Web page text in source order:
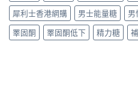
買
指
南〉
中
正
貨
購
犀利士香港網購
男士能量糖 男
睪固酮
睪固酮低下 精力糖